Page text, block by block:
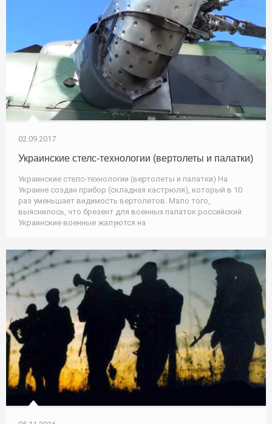
02.09.2017
Украинские стелс-технологии (вертолеты и палатки)
Украинские стелс-технологии (вертолеты и палатки) На
Украине создан прибор (складная кастрюля), который в 10
раз уменьшает видимость вертолетов. Мало того,
выяснилось, что брезент для военных палаток российский.
Украинские военные жалуются на